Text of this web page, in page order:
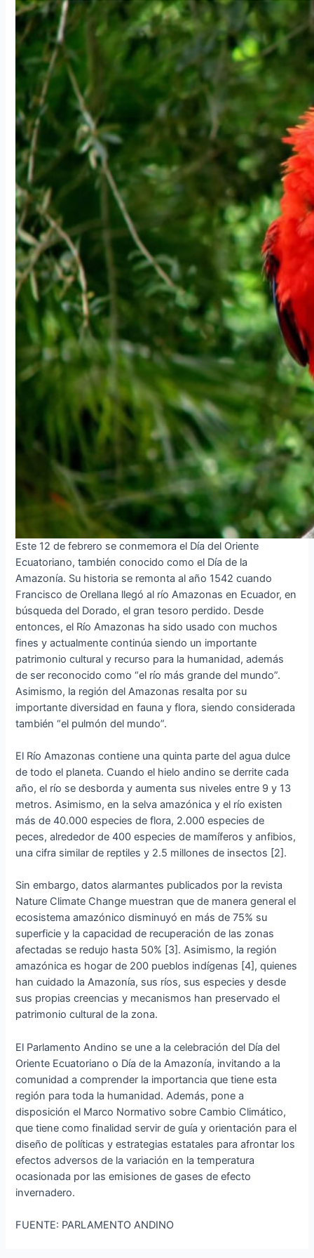
Este 12 de febrero se conmemora el Día del Oriente
Ecuatoriano, también conocido como el Día de la
Amazonía. Su historia se remonta al año 1542 cuando
Francisco de Orellana llegó al río Amazonas en Ecuador, en
búsqueda del Dorado, el gran tesoro perdido. Desde
entonces, el Río Amazonas ha sido usado con muchos
fines y actualmente continúa siendo un importante
patrimonio cultural y recurso para la humanidad, además
de ser reconocido como “el río más grande del mundo”.
Asimismo, la región del Amazonas resalta por su
importante diversidad en fauna y flora, siendo considerada
también “el pulmón del mundo”.
El Río Amazonas contiene una quinta parte del agua dulce
de todo el planeta. Cuando el hielo andino se derrite cada
año, el río se desborda y aumenta sus niveles entre 9 y 13
metros. Asimismo, en la selva amazónica y el río existen
más de 40.000 especies de flora, 2.000 especies de
peces, alrededor de 400 especies de mamíferos y anfibios,
una cifra similar de reptiles y 2.5 millones de insectos [2].
Sin embargo, datos alarmantes publicados por la revista
Nature Climate Change muestran que de manera general el
ecosistema amazónico disminuyó en más de 75% su
superficie y la capacidad de recuperación de las zonas
afectadas se redujo hasta 50% [3]. Asimismo, la región
amazónica es hogar de 200 pueblos indígenas [4], quienes
han cuidado la Amazonía, sus ríos, sus especies y desde
sus propias creencias y mecanismos han preservado el
patrimonio cultural de la zona.
El Parlamento Andino se une a la celebración del Día del
Oriente Ecuatoriano o Día de la Amazonía, invitando a la
comunidad a comprender la importancia que tiene esta
región para toda la humanidad. Además, pone a
disposición el Marco Normativo sobre Cambio Climático,
que tiene como finalidad servir de guía y orientación para el
diseño de políticas y estrategias estatales para afrontar los
efectos adversos de la variación en la temperatura
ocasionada por las emisiones de gases de efecto
invernadero.
FUENTE: PARLAMENTO ANDINO